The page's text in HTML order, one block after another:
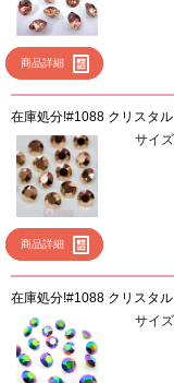
商品詳細
在庫処分!#1088 クリスタ
商品詳細
サイ
在庫処分!#1088 クリスタ
サイ